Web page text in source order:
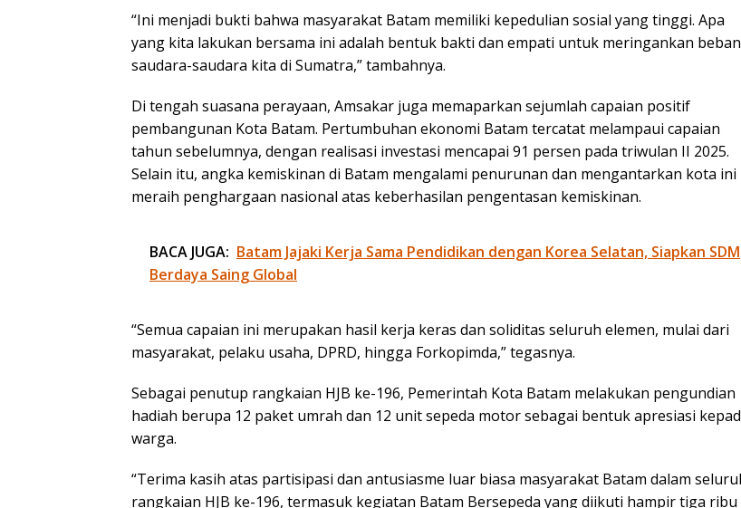
“Ini menjadi bukti bahwa masyarakat Batam memiliki kepedulian sosial yang tinggi. Apa
yang kita lakukan bersama ini adalah bentuk bakti dan empati untuk meringankan beban
saudara-saudara kita di Sumatra,” tambahnya.
Di tengah suasana perayaan, Amsakar juga memaparkan sejumlah capaian positif
pembangunan Kota Batam. Pertumbuhan ekonomi Batam tercatat melampaui capaian
tahun sebelumnya, dengan realisasi investasi mencapai 91 persen pada triwulan II 2025.
Selain itu, angka kemiskinan di Batam mengalami penurunan dan mengantarkan kota ini
meraih penghargaan nasional atas keberhasilan pengentasan kemiskinan.
BACA JUGA: Batam Jajaki Kerja Sama Pendidikan dengan Korea Selatan, Siapkan SDM
Berdaya Saing Global
“Semua capaian ini merupakan hasil kerja keras dan soliditas seluruh elemen, mulai dari
masyarakat, pelaku usaha, DPRD, hingga Forkopimda,” tegasnya.
Sebagai penutup rangkaian HJB ke-196, Pemerintah Kota Batam melakukan pengundian
hadiah berupa 12 paket umrah dan 12 unit sepeda motor sebagai bentuk apresiasi
warga.
“Terima kasih atas partisipasi dan antusiasme luar biasa masyarakat Batam dalam
rangkaian HJB ke-196, termasuk kegiatan Batam Bersepeda yang diikuti hampir tiga ribu